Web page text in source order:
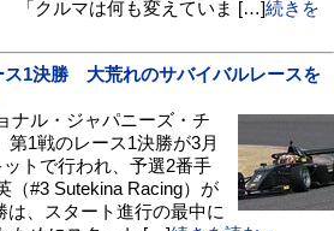
「クルマは何も変えていま […]続きを
ス1決勝 大荒れのサバイバルレースを
ル・ジャパニーズ・チ
第1戦のレース1決勝が3月
トで行われ、予選2番手
（#3 Sutekina Racing）が
、スタート進行の最中に